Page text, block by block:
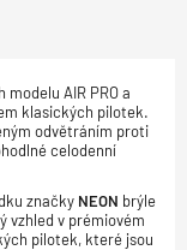
modelu AIR PRO a
klasických pilotek.
odvětráním proti
celodenní
značky NEON brýle
vzhled v prémiovém
pilotek, které jsou